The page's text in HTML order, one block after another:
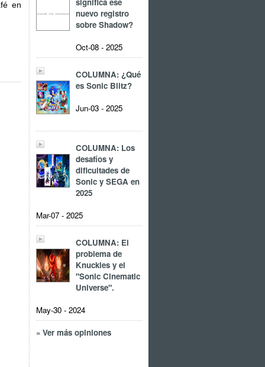
en
nuevo registro
sobre Shadow?
Oct-08 - 2025
COLUMNA: ¿Qué
es Sonic Blitz?
Jun-03 - 2025
COLUMNA: Los
desafíos y
dificultades de
Sonic y SEGA en
2025
Mar-07 - 2025
COLUMNA: El
problema de
Knuckles y el
"Sonic Cinematic
Universe".
May-30 - 2024
» Ver más opiniones